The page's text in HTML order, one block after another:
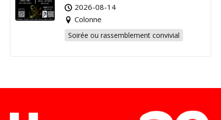
2026-08-14
Colonne
Soirée ou rassemblement convivial